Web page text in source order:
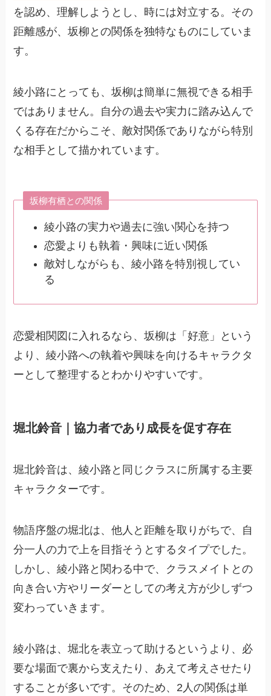
を認め、理解しようとし、時には対立する。その
距離感が、坂柳との関係を独特なものにしていま
す。
綾小路にとっても、坂柳は簡単に無視できる相手
ではありません。自分の過去や実力に踏み込んで
くる存在だからこそ、敵対関係でありながら特別
な相手として描かれています。
坂柳有栖との関係
綾小路の実力や過去に強い関心を持つ
恋愛よりも執着・興味に近い関係
敵対しながらも、綾小路を特別視してい
る
恋愛相関図に入れるなら、坂柳は「好意」という
より、綾小路への執着や興味を向けるキャラクタ
ーとして整理するとわかりやすいです。
堀北鈴音｜協力者であり成長を促す存在
堀北鈴音は、綾小路と同じクラスに所属する主要
キャラクターです。
物語序盤の堀北は、他人と距離を取りがちで、自
分一人の力で上を目指そうとするタイプでした。
しかし、綾小路と関わる中で、クラスメイトとの
向き合い方やリーダーとしての考え方が少しずつ
変わっていきます。
綾小路は、堀北を表立って助けるというより、必
要な場面で裏から支えたり、あえて考えさせたり
することが多いです。そのため、2人の関係は単